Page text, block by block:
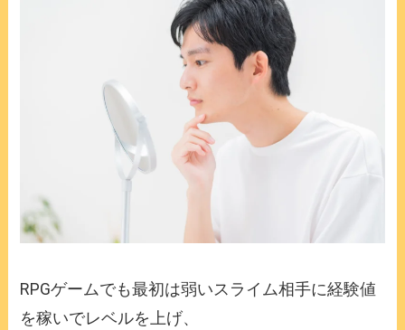
RPGゲームでも最初は弱いスライム相手に経験値
を稼いでレベルを上げ、